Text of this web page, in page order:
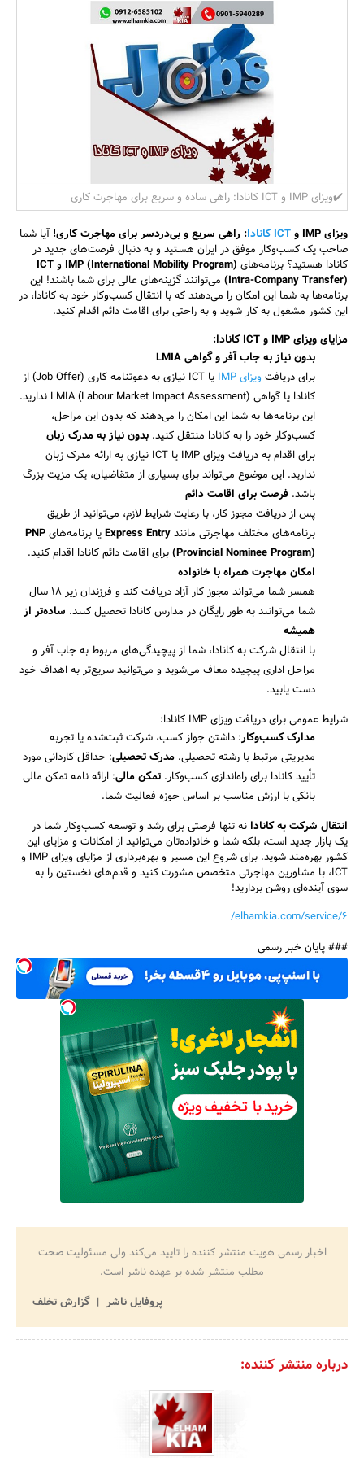
بانک، بیمه و سرمایه
مسکن و ساختمان
جستجو
✔️ویزای IMP و ICT کانادا: راهی ساده و سریع برای مهاجرت کاری
ویزای IMP و ICT کانادا : راهی سریع و بی‌دردسر برای مهاجرت کاری! آیا شما
صاحب یک کسب‌وکار موفق در ایران هستید و به دنبال فرصت‌های جدید در
کانادا هستید؟ برنامه‌های IMP (International Mobility Program) وICT
(Intra-Company Transfer) می‌توانند گزینه‌های عالی برای شما باشند! این
برنامه‌ها به شما این امکان را می‌دهند که با انتقال کسب‌وکار خود به کانادا، در
این کشور مشغول به کار شوید و به راحتی برای اقامت دائم اقدام کنید.
مزایای ویزای IMP و ICT کانادا:
بدون نیاز به جاب آفر و گواهی
برای دریافت ویزای IMP
یا ICT نیازی به دعوتنامه کاری (Job Offer) از
کانادا یا گواهی LMIA (Labour Market Impact Assessment) ندارید.
این برنامه‌ها به شما این امکان را می‌دهند که بدون این مراحل،
کسب‌وکار خود را به کانادا منتقل کنید. بدون نیاز به مدرک زبان
برای اقدام به دریافت ویزای IMP یا ICT نیازی به ارائه مدرک زبان
ندارید. این موضوع می‌تواند برای بسیاری از متقاضیان، یک مزیت بزرگ
باشد. فرصت برای اقامت دائم
پس از دریافت مجوز کار، با رعایت شرایط لازم، می‌توانید از طریق
برنامه‌های مختلف مهاجرتی مانندExpress Entryیا برنامه‌هایPNP
(Provincial Nominee Program)برای اقامت دائم کانادا اقدام کنید.
امکان مهاجرت همراه با خانواده
همسر شما می‌تواند مجوز کار آزاد دریافت کند و فرزندان زیر ۱۸ سال
شما می‌توانند به طور رایگان در مدارس کانادا تحصیل کنند. ساده‌تر از
همیشه
با انتقال شرکت به کانادا، شما از پیچیدگی‌های مربوط به جاب آفر و
مراحل اداری پیچیده معاف می‌شوید و می‌توانید سریع‌تر به اهداف خود
دست یابید.
شرایط عمومی برای دریافت ویزای IMP کانادا:
مدارک کسب‌وکار: داشتن جواز کسب‌، شرکت ثبت‌شده یا تجربه
مدیریتی مرتبط با رشته تحصیلی. مدرک تحصیلی: حداقل کاردانی مورد
تأیید کانادا برای راه‌اندازی کسب‌وکار. تمکن مالی: ارائه نامه تمکن مالی
بانکی با ارزش مناسب بر اساس حوزه فعالیت شما.
انتقال شرکت به کانادا نه تنها فرصتی برای رشد و توسعه کسب‌وکار شما در
یک بازار جدید است، بلکه شما و خانواده‌تان می‌توانید از امکانات و مزایای این
کشور بهره‌مند شوید. برای شروع این مسیر و بهره‌برداری از مزایای ویزای IMP و
ICT، با مشاورین مهاجرتی متخصص مشورت کنید و قدم‌های نخستین را به
سوی آینده‌ای روشن بردارید!
elhamkia.com/service/6/
### پایان خبر رسمی
اخبار رسمی هویت منتشر کننده را تایید می‌کند ولی مسئولیت صحت
مطلب منتشر شده بر عهده ناشر است.
پروفایل ناشر
گزارش تخلف
درباره منتشر کننده: